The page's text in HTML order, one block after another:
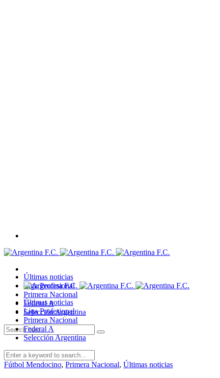
Últimas noticias
Liga Profesional
Primera Nacional
Federal A
Selección Argentina
Últimas noticias
Liga Profesional
Primera Nacional
Federal A
Selección Argentina
Fútbol Mendocino, Primera Nacional, Últimas noticias